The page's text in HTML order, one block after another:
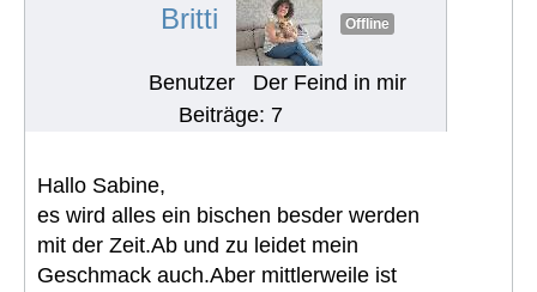
Britti Offline
Benutzer
Der Feind in mir
Beiträge: 7
Hallo Sabine,
es wird alles ein bischen besder werden
mit der Zeit.Ab und zu leidet mein
Geschmack auch.Aber mittlerweile ist